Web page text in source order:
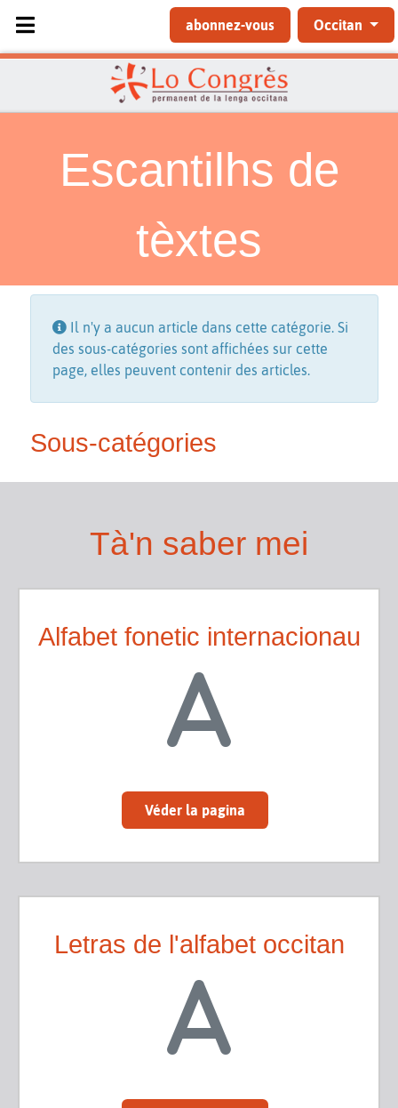
Sélectionnez votre langue
abonnez-vous Occitan
Escantilhs de
tèxtes
Information
Il n'y a aucun article dans cette catégorie. Si
des sous-catégories sont affichées sur cette
page, elles peuvent contenir des articles.
Sous-catégories
Tà'n saber mei
Alfabet fonetic internacionau
Véder la pagina
Letras de l'alfabet occitan